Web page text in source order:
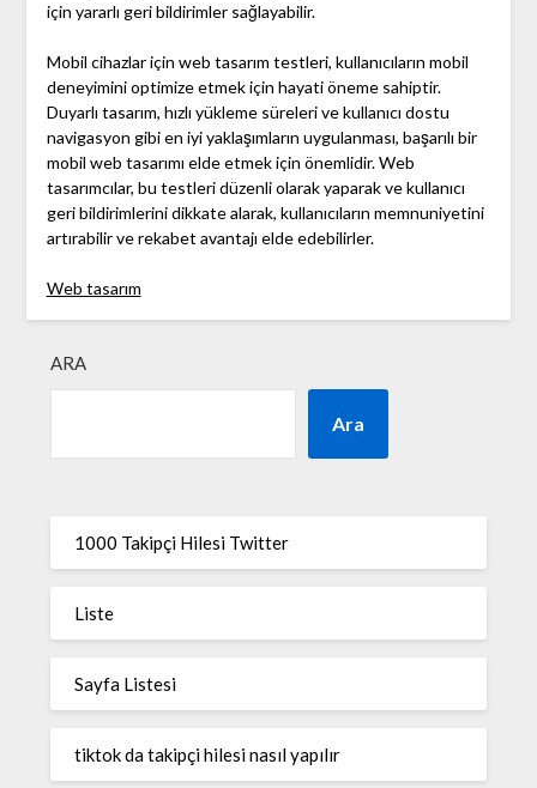
için yararlı geri bildirimler sağlayabilir.
Mobil cihazlar için web tasarım testleri, kullanıcıların mobil
deneyimini optimize etmek için hayati öneme sahiptir.
Duyarlı tasarım, hızlı yükleme süreleri ve kullanıcı dostu
navigasyon gibi en iyi yaklaşımların uygulanması, başarılı bir
mobil web tasarımı elde etmek için önemlidir. Web
tasarımcılar, bu testleri düzenli olarak yaparak ve kullanıcı
geri bildirimlerini dikkate alarak, kullanıcıların memnuniyetini
artırabilir ve rekabet avantajı elde edebilirler.
Web tasarım
ARA
Ara
1000 Takipçi Hilesi Twitter
Liste
Sayfa Listesi
tiktok da takipçi hilesi nasıl yapılır